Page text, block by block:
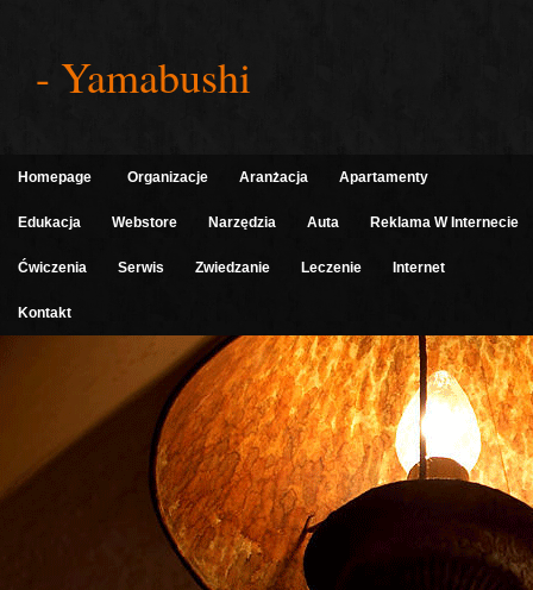
- Yamabushi
Homepage Organizacje Aranżacja Apartamenty
Edukacja Webstore Narzędzia Auta Reklama W Internecie
Ćwiczenia Serwis Zwiedzanie Leczenie Internet
Kontakt